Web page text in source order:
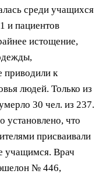
среди учащихся
и пациентов
истощение,
приводили к
людей. Только из
30 чел. из 237.
установлено, что
присваивали
учащимся. Врач
№ 446,